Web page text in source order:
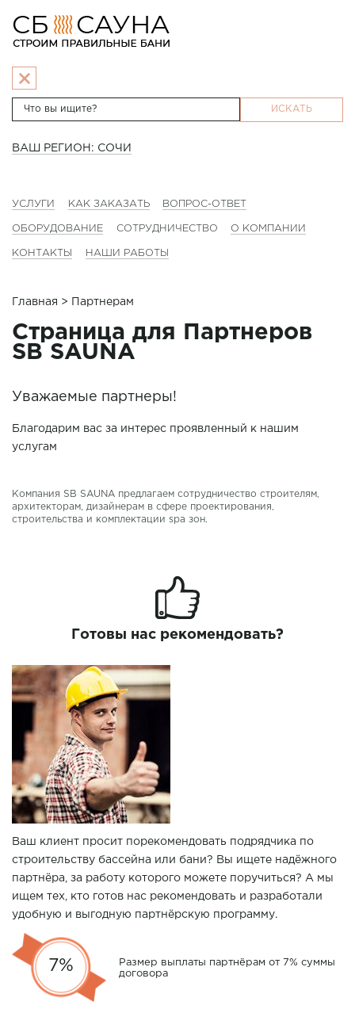
ИСКАТЬ
ВАШ РЕГИОН: СОЧИ
УСЛУГИ КАК ЗАКАЗАТЬ ВОПРОС-ОТВЕТ
ОБОРУДОВАНИЕ СОТРУДНИЧЕСТВО О КОМПАНИИ
КОНТАКТЫ НАШИ РАБОТЫ
Главная > Партнерам
Страница для Партнеров
SB SAUNA
Уважаемые партнеры!
Благодарим вас за интерес проявленный к нашим
услугам
Компания SB SAUNA предлагаем сотрудничество строителям,
архитекторам, дизайнерам в сфере проектирования,
строительства и комплектации spa зон.
Готовы нас рекомендовать?
Ваш клиент просит порекомендовать подрядчика по
строительству бассейна или бани? Вы ищете надёжного
партнёра, за работу которого можете поручиться? А мы
ищем тех, кто готов нас рекомендовать и разработали
удобную и выгодную партнёрскую программу.
7%
Размер выплаты партнёрам от 7% суммы
договора